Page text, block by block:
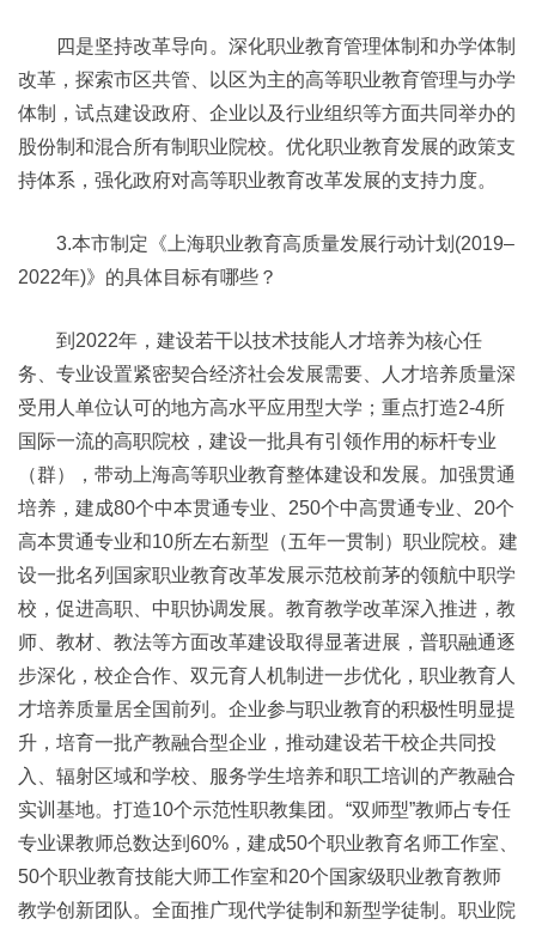
四是坚持改革导向。深化职业教育管理体制和办学体制
改革，探索市区共管、以区为主的高等职业教育管理与办学
体制，试点建设政府、企业以及行业组织等方面共同举办的
股份制和混合所有制职业院校。优化职业教育发展的政策支
持体系，强化政府对高等职业教育改革发展的支持力度。
3.本市制定《上海职业教育高质量发展行动计划(2019–
2022年)》的具体目标有哪些？
到2022年，建设若干以技术技能人才培养为核心任
务、专业设置紧密契合经济社会发展需要、人才培养质量深
受用人单位认可的地方高水平应用型大学；重点打造2-4所
国际一流的高职院校，建设一批具有引领作用的标杆专业
（群），带动上海高等职业教育整体建设和发展。加强贯通
培养，建成80个中本贯通专业、250个中高贯通专业、20个
高本贯通专业和10所左右新型（五年一贯制）职业院校。建
设一批名列国家职业教育改革发展示范校前茅的领航中职学
校，促进高职、中职协调发展。教育教学改革深入推进，教
师、教材、教法等方面改革建设取得显著进展，普职融通逐
步深化，校企合作、双元育人机制进一步优化，职业教育人
才培养质量居全国前列。企业参与职业教育的积极性明显提
升，培育一批产教融合型企业，推动建设若干校企共同投
入、辐射区域和学校、服务学生培养和职工培训的产教融合
实训基地。打造10个示范性职教集团。“双师型”教师占专任
专业课教师总数达到60%，建成50个职业教育名师工作室、
50个职业教育技能大师工作室和20个国家级职业教育教师
教学创新团队。全面推广现代学徒制和新型学徒制。职业院